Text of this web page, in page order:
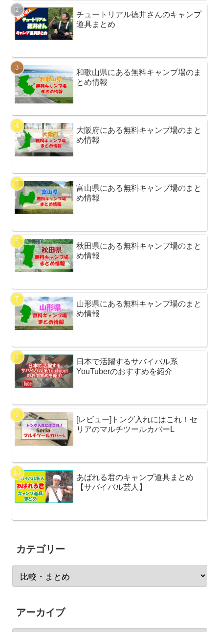
チュートリアル徳井さんのキャンプ
道具まとめ
和歌山県にある無料キャンプ場のま
とめ情報
大阪府にある無料キャンプ場のまと
め情報
富山県にある無料キャンプ場のまと
め情報
秋田県にある無料キャンプ場のまと
め情報
山形県にある無料キャンプ場のまと
め情報
日本で活躍するサバイバル系
YouTuberのおすすめを紹介
[レビュー]トング入れにはこれ！セ
リアのマルチツールカバーL
あばれる君のキャンプ道具まとめ
【サバイバル芸人】
カテゴリー
アーカイブ